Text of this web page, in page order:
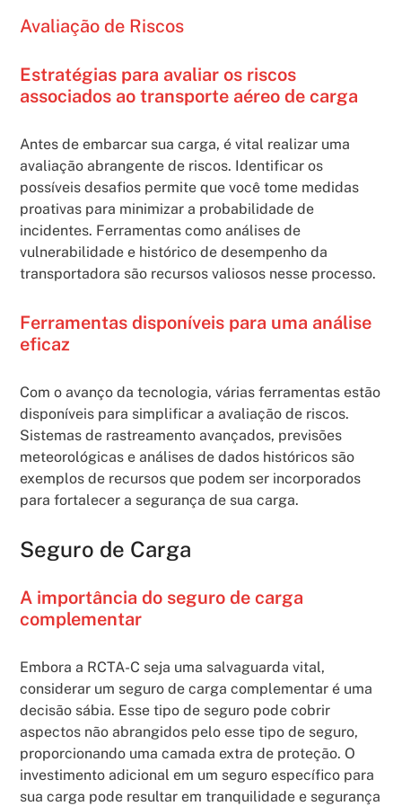
Avaliação de Riscos
Estratégias para avaliar os riscos
associados ao transporte aéreo de carga
Antes de embarcar sua carga, é vital realizar uma
avaliação abrangente de riscos. Identificar os
possíveis desafios permite que você tome medidas
proativas para minimizar a probabilidade de
incidentes. Ferramentas como análises de
vulnerabilidade e histórico de desempenho da
transportadora são recursos valiosos nesse processo.
Ferramentas disponíveis para uma análise
eficaz
Com o avanço da tecnologia, várias ferramentas estão
disponíveis para simplificar a avaliação de riscos.
Sistemas de rastreamento avançados, previsões
meteorológicas e análises de dados históricos são
exemplos de recursos que podem ser incorporados
para fortalecer a segurança de sua carga.
Seguro de Carga
A importância do seguro de carga
complementar
Embora a RCTA-C seja uma salvaguarda vital,
considerar um seguro de carga complementar é uma
decisão sábia. Esse tipo de seguro pode cobrir
aspectos não abrangidos pelo esse tipo de seguro,
proporcionando uma camada extra de proteção. O
investimento adicional em um seguro específico para
sua carga pode resultar em tranquilidade e segurança